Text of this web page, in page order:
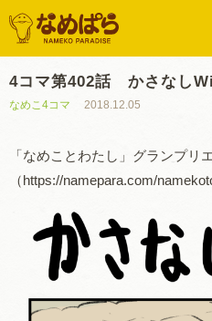
4コマ第402話 かさなし
なめこ4コマ 2018.12.05
「なめことわたし」グランプリ
（https://namepara.com/